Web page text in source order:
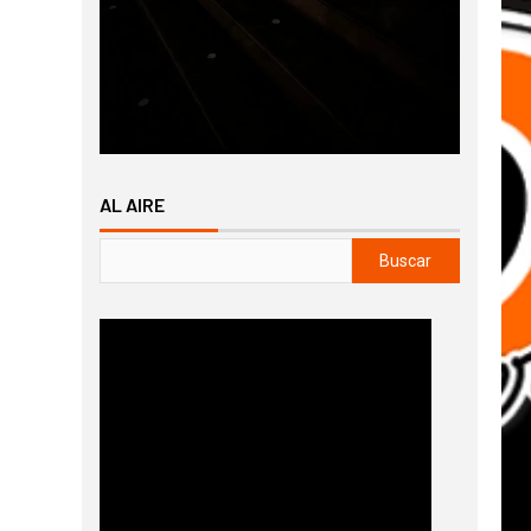
AL AIRE
Buscar